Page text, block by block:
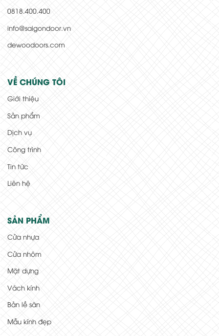
0818.400.400
info@saigondoor.vn
dewoodoors.com
VỀ CHÚNG TÔI
Giới thiệu
Sản phẩm
Dịch vụ
Công trình
Tin tức
Liên hệ
SẢN PHẨM
Cửa nhựa
Cửa nhôm
Mặt dựng
Vách kính
Bản lề sàn
Mẫu kính đẹp